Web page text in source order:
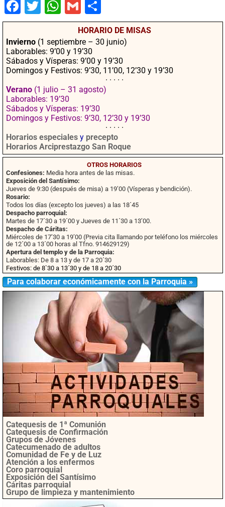
Fac
ebo
Twit
ter
Wha
tsA
pp
Gm
ail
mpa
rtir
HORARIO DE MISAS
Invierno (1 septiembre – 30 junio)
Laborables: 9’00 y 19’30
Sábados y Vísperas: 9’00 y 19’30
Domingos y Festivos: 9’30, 11’00, 12’30 y 19’30
· · · · ·
Verano (1 julio – 31 agosto)
Laborables: 19’30
Sábados y Vísperas: 19’30
Domingos y Festivos: 9’30, 12’30 y 19’30
· · · · ·
Horarios especiales y precepto
Horarios Arciprestazgo San Roque
OTROS HORARIOS
Confesiones: Media hora antes de las misas.
Exposición del Santísimo:
Jueves de 9:30 (después de misa) a 19’00 (Vísperas y bendición).
Rosario:
Todos los días (excepto los jueves) a las 18´45
Despacho parroquial:
Martes de 17´30 a 19´00 y Jueves de 11´30 a 13’00.
Despacho de Cáritas:
Miércoles de 17’30 a 19’00 (Previa cita llamando por teléfono los miércoles
de 12´00 a 13´00 horas al Tfno. 914629129)
Apertura del templo y de la Parroquia:
Laborables: De 8 a 13 y de 17 a 20´30
Festivos: de 8`30 a 13´30 y de 18 a 20´30
Para colaborar económicamente con la Parroquia »
Catequesis de 1ª Comunión
Catequesis de Confirmación
Grupos de Jóvenes
Catecumenado de adultos
Comunidad de Fe y de Luz
Atención a los enfermos
Coro parroquial
Exposición del Santísimo
Cáritas parroquial
Grupo de limpieza y mantenimiento